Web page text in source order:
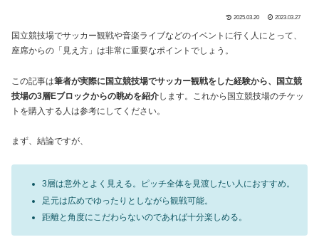
2025.03.20 2023.03.27
国立競技場でサッカー観戦や音楽ライブなどのイベントに行く人にとって、
座席からの「見え方」は非常に重要なポイントでしょう。
この記事は筆者が実際に国立競技場でサッカー観戦をした経験から、国立競
技場の3層Eブロックからの眺めを紹介します。これから国立競技場のチケッ
トを購入する人は参考にしてください。
まず、結論ですが、
3層は意外とよく見える。ピッチ全体を見渡したい人におすすめ。
足元は広めでゆったりとしながら観戦可能。
距離と角度にこだわらないのであれば十分楽しめる。